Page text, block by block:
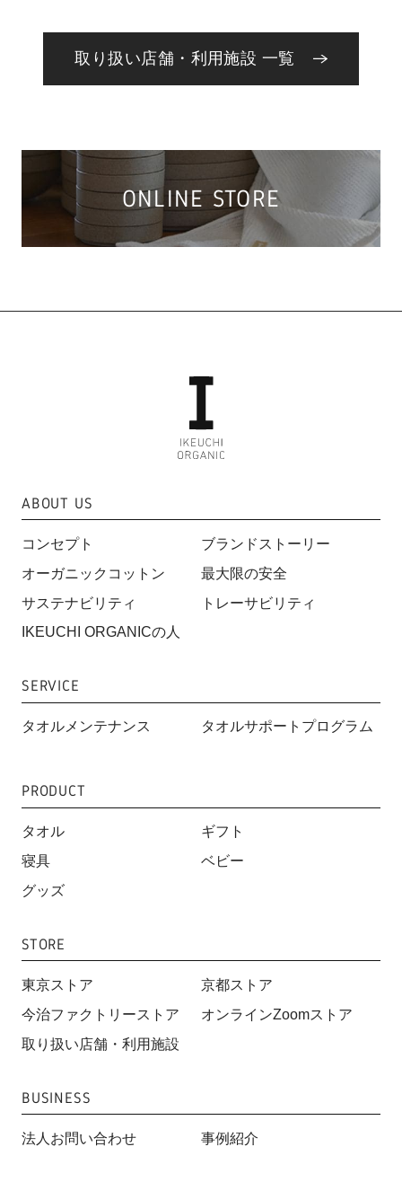
取り扱い店舗・利用施設 一覧
ONLINE STORE
ABOUT US
コンセプト
ブランドストーリー
オーガニックコットン
最大限の安全
サステナビリティ
トレーサビリティ
IKEUCHI ORGANICの人
SERVICE
タオルメンテナンス タオルサポートプログラム
PRODUCT
タオル
ギフト
寝具
ベビー
グッズ
STORE
東京ストア
京都ストア
今治ファクトリーストア
オンラインZoomストア
取り扱い店舗・利用施設
BUSINESS
法人お問い合わせ 事例紹介